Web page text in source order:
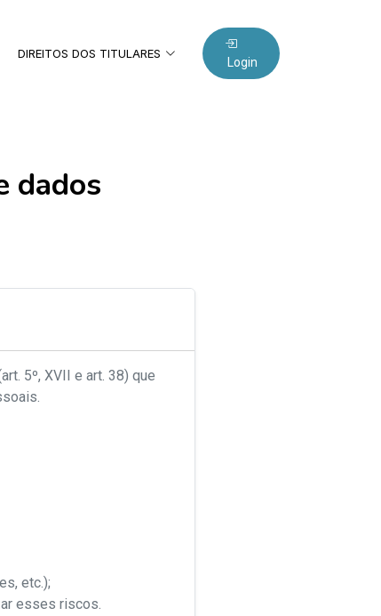
DIREITOS DOS TITULARES
Login
dados
5º, XVII e art. 38) que
etc.);
esses riscos.